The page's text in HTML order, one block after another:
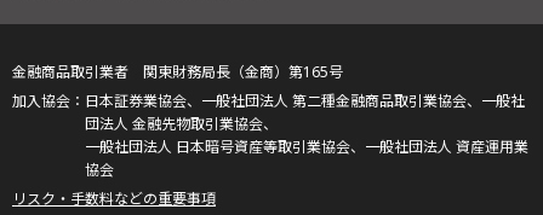
金融商品取引業者 関東財務局長（金商）第165号
日本証券業協会、一般社団法人 第二種金融商品取引業協会、一般社
団法人 金融先物取引業協会、
一般社団法人 日本暗号資産等取引業協会、一般社団法人 資産運用業
協会
リスク・手数料などの重要事項